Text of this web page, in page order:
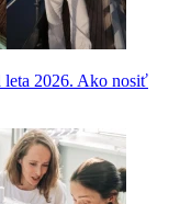
leta 2026. Ako nosiť